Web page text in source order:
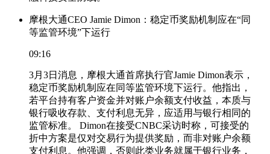
摩根大通CEO Jamie Dimon：稳定币奖励机制应在“同
等监管环境”下运行
09:16
3月3日消息，摩根大通首席执行官Jamie Dimon表示，
稳定币奖励机制应在同等监管环境下运行。他指出，
若平台持有客户资金并对账户余额支付收益，本质与
银行吸收存款、支付利息无异，应适用与银行相同的
监管标准。 Dimon在接受CNBC采访时称，可接受的
折中方案是仅对交易行为提供奖励，而非对账户余额
支付利息。他强调，否则此类业务就属于银行业务，